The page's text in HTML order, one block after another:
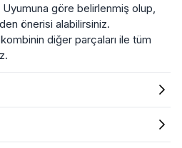
göre belirlenmiş olup,
önerisi alabilirsiniz.
diğer parçaları ile tüm